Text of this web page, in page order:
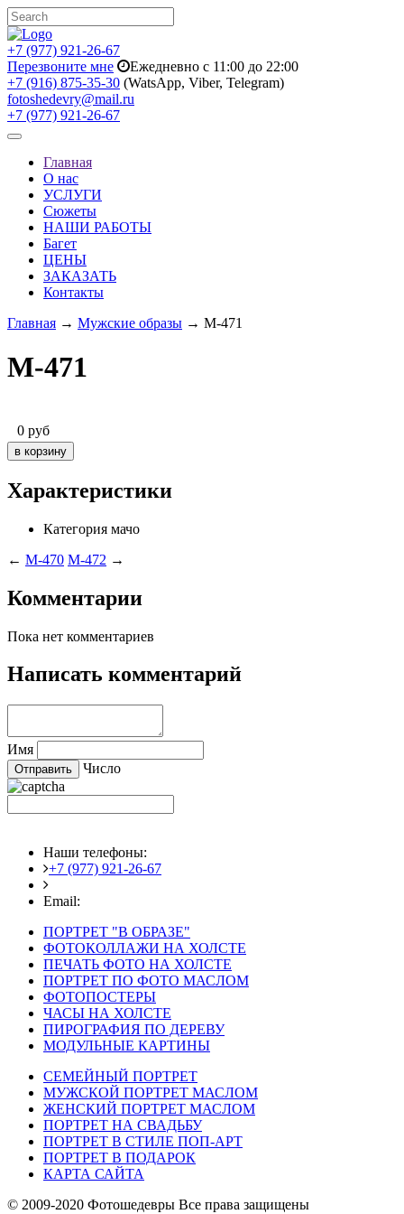
+7 (977) 921-26-67
Перезвоните мне
Ежедневно с 11:00 до 22:00
+7 (916) 875-35-30 (WatsApp, Viber, Telegram)
fotoshedevry@mail.ru
+7 (977) 921-26-67
Toggle
navigationГлавная
О нас
УСЛУГИ
Сюжеты
НАШИ РАБОТЫ
Багет
ЦЕНЫ
ЗАКАЗАТЬ
Контакты
Главная → Мужские образы → M-471
M-471
0 руб
Характеристики
Категория мачо
← M-470 M-472 →
Комментарии
Пока нет комментариев
Написать комментарий
Имя
Число
Наши телефоны:
+7 (977) 921-26-67
Email:
ПОРТРЕТ "В ОБРАЗЕ"
ФОТОКОЛЛАЖИ НА ХОЛСТЕ
ПЕЧАТЬ ФОТО НА ХОЛСТЕ
ПОРТРЕТ ПО ФОТО МАСЛОМ
ФОТОПОСТЕРЫ
ЧАСЫ НА ХОЛСТЕ
ПИРОГРАФИЯ ПО ДЕРЕВУ
МОДУЛЬНЫЕ КАРТИНЫ
СЕМЕЙНЫЙ ПОРТРЕТ
МУЖСКОЙ ПОРТРЕТ МАСЛОМ
ЖЕНСКИЙ ПОРТРЕТ МАСЛОМ
ПОРТРЕТ НА СВАДЬБУ
ПОРТРЕТ В СТИЛЕ ПОП-АРТ
ПОРТРЕТ В ПОДАРОК
КАРТА САЙТА
© 2009-2020 Фотошедевры Все права защищены